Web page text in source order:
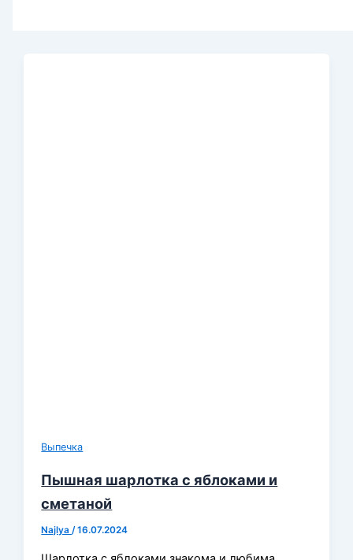
Выпечка
Пышная шарлотка с яблоками и
сметаной
Najlya/16.07.2024